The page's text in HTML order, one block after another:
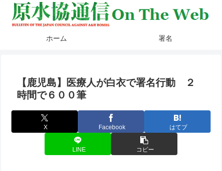
ホーム 署名
【鹿児島】医療人が白衣で署名行動 ２
時間で６００筆
X Facebook はてブ
LINE コピー